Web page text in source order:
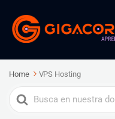
Home VPS Hosting
Search
For